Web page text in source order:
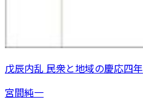
戊辰内乱 民衆と地域の慶応四年
宮間純一